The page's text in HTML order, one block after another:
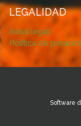
LEGALIDAD
Aviso legal
Política de
Software